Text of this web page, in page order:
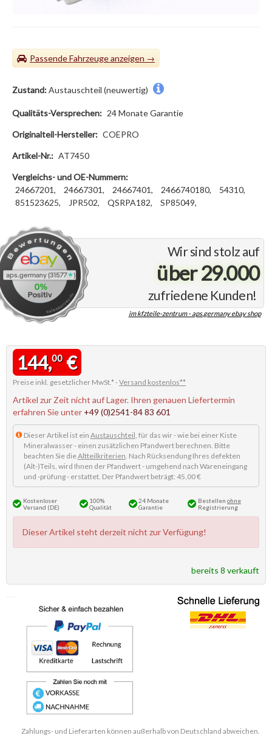
Passende Fahrzeuge
Wir sind stolz auf
über 29.000
zufriedene Kunden!
im kfzteile-zentrum - aps.germany ebay shop
Zustand:Austauschteil (neuwertig)
Qualitäts-Versprechen: 24 Monate Garantie
Originalteil-Hersteller: COEPRO
Artikel-Nr.: AT7450
Vergleichs- und OE-Nummern:
24667201,
24667301, 24667401, 2466740180,
54310,
851523625,
JPR502, QSRPA182, SP85049,
144,00€
Preise inkl. gesetzlicher MwSt.* -Versand kostenlos**
Artikel zur Zeit nicht auf Lager. Ihren genauen Liefertermin
erfahren Sie unter +49 (0)2541-84 83 601
Dieser Artikel ist ein Austauschteil, für das wir - wie bei einer Kiste
Mineralwasser - einen zusätzlichen Pfandwert berechnen. Bitte
beachten Sie dieAltteilkriterien. Nach Rücksendung Ihres defekten
(Alt-)Teils, wird Ihnen der Pfandwert - umgehend nach Wareneingang
und -prüfung - erstattet. Der Pfandwert beträgt: 45,00 €
Kostenloser
Versand (DE)
100%
Qualität
24 Monate
Garantie
Bestellen ohne
Registrierung
Dieser Artikel steht derzeit nicht zur Verfügung!
bereits 8 verkauft
Zahlungs- und Lieferarten können außerhalb von Deutschland abweichen.